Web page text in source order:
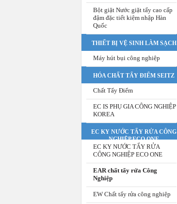
Bột giặt Nước giặt tẩy cao cấp
đậm đặc tiết kiệm nhập Hàn
Quốc
THIẾT BỊ VỆ SINH LÀM SẠCH
Máy hút bụi công nghiệp
HÓA CHẤT TẨY ĐIỂM SEITZ
Chất Tẩy Điểm
EC IS PHỤ GIA CÔNG NGHIỆP
KOREA
EC KY NƯỚC TẨY RỬA CÔNG
NGHIỆP ECO ONE
EC KY NƯỚC TẨY RỬA
CÔNG NGHIỆP ECO ONE
EAR chất tẩy rửa Công
Nghiệp
EW Chất tẩy rửa công nghiệp